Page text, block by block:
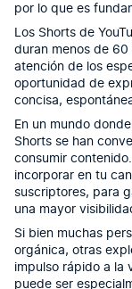
por lo que es
Los Shorts de
duran menos de 60
atención de los
oportunidad de
concisa,
En un mundo
Shorts se han
consumir
incorporar en tu
suscriptores, para
una mayor
Si bien muchas
orgánica, otras
impulso rápido a la
puede ser